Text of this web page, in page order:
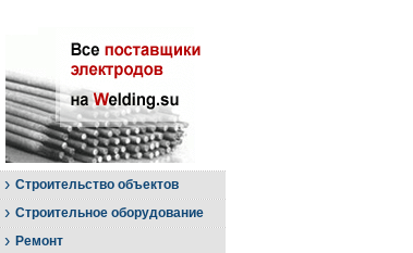
› Строительство объектов
› Строительное оборудование
› Ремонт